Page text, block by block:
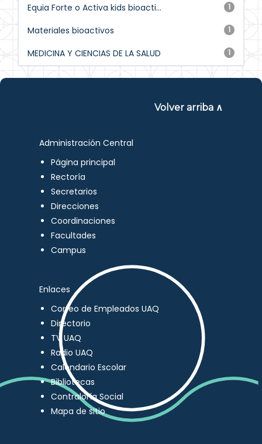
1
Equia Forte o Activa kids bioacti...
1
Materiales bioactivos
1
MEDICINA Y CIENCIAS DE LA SALUD
Volver arriba ∧
Administración Central
Página principal
Rectoría
Secretarios
Direcciones
Coordinaciones
Facultades
Campus
Enlaces
Correo de Empleados UAQ
Directorio
TV UAQ
Radio UAQ
Calendario Escolar
Bibliotecas
Contraloría Social
Mapa de sitio